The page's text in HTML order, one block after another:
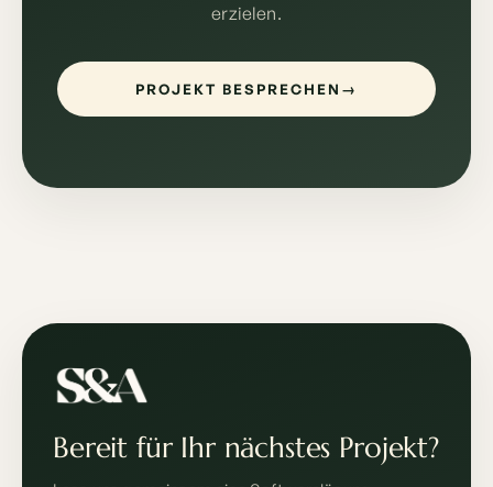
erzielen.
PROJEKT BESPRECHEN →
Bereit für Ihr nächstes Projekt?